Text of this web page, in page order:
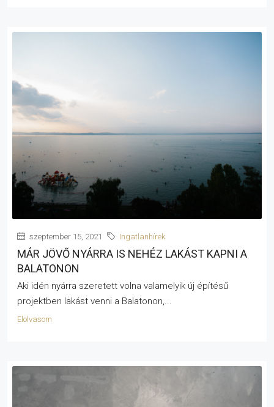
szeptember 15, 2021 Ingatlanhírek
MÁR JÖVŐ NYÁRRA IS NEHÉZ LAKÁST KAPNI A
BALATONON
Aki idén nyárra szeretett volna valamelyik új építésű
projektben lakást venni a Balatonon,...
Elolvasom